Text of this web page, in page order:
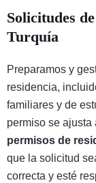
Solicitudes
Turquía
Preparamos y
residencia,
familiares y de
permiso se
permisos de
que la solicitud
correcta y esté